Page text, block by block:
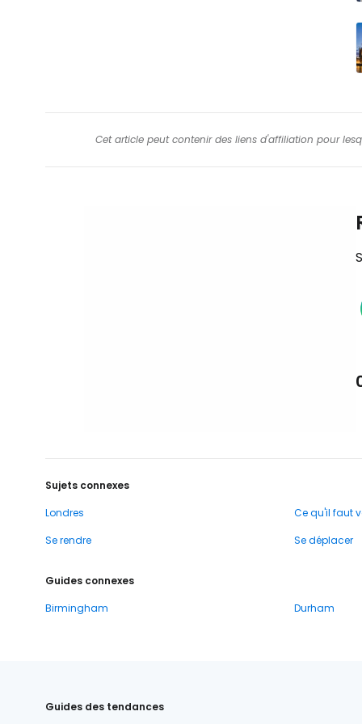
Cet article peut contenir des liens d'affiliation pour
Sujets connexes
Londres
Ce qu'il faut
Se rendre
Se déplacer
Guides connexes
Birmingham
Durham
Guides des tendances